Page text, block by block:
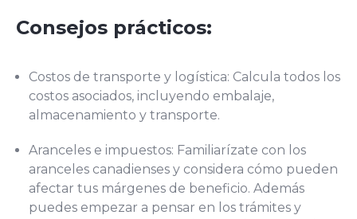
Consejos prácticos:
Costos de transporte y logística: Calcula todos los
costos asociados, incluyendo embalaje,
almacenamiento y transporte.
Aranceles e impuestos: Familiarízate con los
aranceles canadienses y considera cómo pueden
afectar tus márgenes de beneficio. Además
puedes empezar a pensar en los trámites y